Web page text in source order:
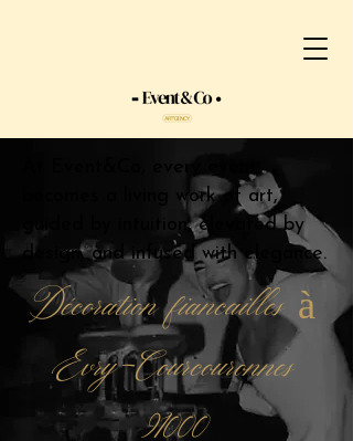
becomes a living work of art,
guided by intuition, elevated by
design, and infused with elegance.
Décoration fiancailles à
Evry-Courcouronnes
91000